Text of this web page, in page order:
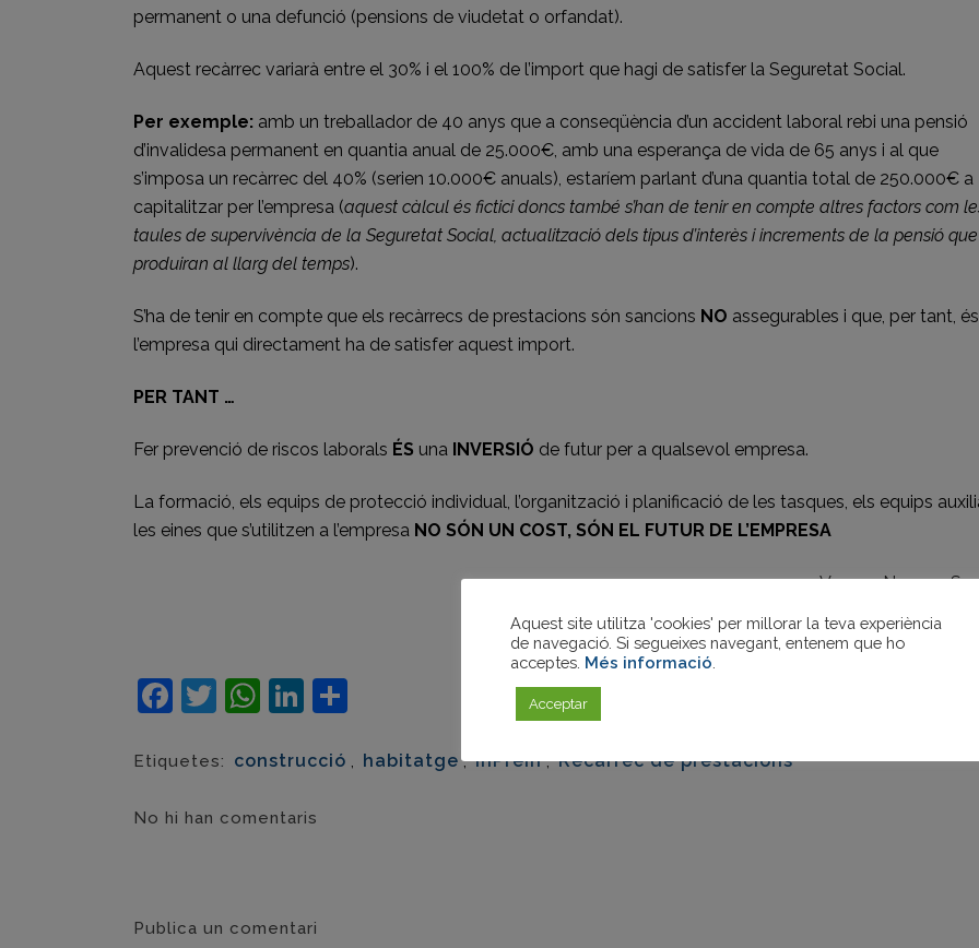
permanent o una defunció (pensions de viudetat o orfandat).
Aquest recàrrec variarà entre el 30% i el 100% de l’import que hagi de satisfer la Seguretat Social.
Per exemple: amb un treballador de 40 anys que a conseqüència d’un accident laboral rebi una pensió
d’invalidesa permanent en quantia anual de 25.000€, amb una esperança de vida de 65 anys i al que
s’imposa un recàrrec del 40% (serien 10.000€ anuals), estaríem parlant d’una quantia total de 250.000€ a
capitalitzar per l’empresa (aquest càlcul és fictici doncs també s’han de tenir en compte altres factors com
taules de supervivència de la Seguretat Social, actualització dels tipus d’interès i increments de la pensió
produiran al llarg del temps).
S’ha de tenir en compte que els recàrrecs de prestacions són sancions NO assegurables i que, per tant, és
l’empresa qui directament ha de satisfer aquest import.
PER TANT …
Fer prevenció de riscos laborals ÉS una INVERSIÓ de futur per a qualsevol empresa.
La formació, els equips de protecció individual, l’organització i planificació de les tasques, els equips
les eines que s’utilitzen a l’empresa NO SÓN UN COST, SÓN EL FUTUR DE L’EMPRESA
Vanesa Navarra
Facebook
Twitter
WhatsApp
LinkedInComparteix
Etiquetes: construcció habitatge , InPrein , Recàrrec de prestacions
No hi han comentaris
Publica un comentari
Aquest site utilitza 'cookies' per millorar la teva experiència
de navegació. Si segueixes navegant, entenem que ho
acceptes. Més informació
Acceptar